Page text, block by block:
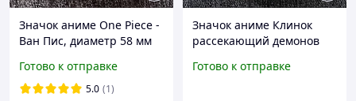
Значок аниме One Piece -
Ван Пис, диаметр 58 мм
Готово к отправке
5.0 (1)
Значок аниме Клинок
рассекающий демонов
мм (ZNBDD 0001)
Готово к отправке